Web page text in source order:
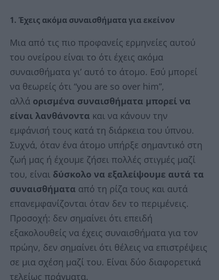
1. Έχεις ακόμα συναισθήματα για εκείνον
Μια από τις πιο προφανείς ερμηνείες αυτού
του ονείρου είναι το ότι έχεις ακόμα
συναισθήματα γι’ αυτό το άτομο. Εσύ μπορεί
να θεωρείς ότι “you are so over him”,
αλλά ορισμένα συναισθήματα μπορεί να
είναι λανθάνοντα και να κάνουν την
εμφάνισή τους κατά τη διάρκεια του ύπνου.
Συχνά, όταν ένα άτομο υπήρξε σημαντικό στη
ζωή μας ή έχουμε ζήσει πολλές στιγμές μαζί
του, είναι δύσκολο να εξαλείψουμε αυτά τα
συναισθήματα από τη ρίζα τους και αυτά
επανεμφανίζονται όταν δεν το περιμένεις.
Προσοχή: δεν σημαίνει ότι επειδή
εξακολουθείς να έχεις συναισθήματα για τον
πρώην, δεν σημαίνει ότι θέλεις να επιστρέψεις
σε μια σχέση μαζί του. Είναι δύο διαφορετικά
τελείως πράγματα.